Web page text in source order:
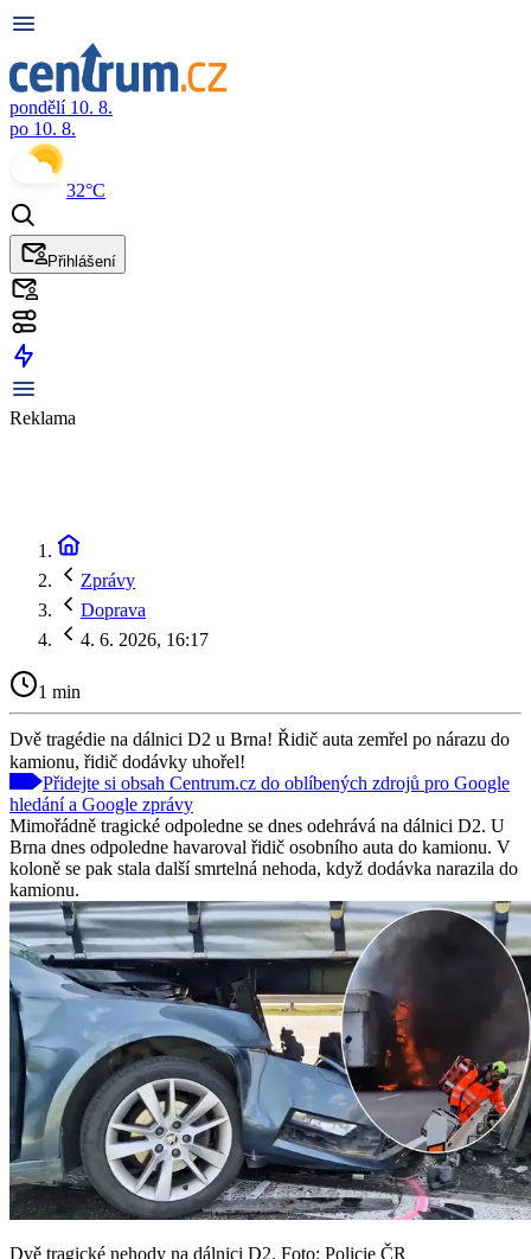
pondělí 10. 8.
po 10. 8.
32°C
Přihlášení
Reklama
Zprávy
Doprava
4. 6. 2026, 16:17
1 min
Dvě tragédie na dálnici D2 u Brna! Řidič auta zemřel po nárazu do
kamionu, řidič dodávky uhořel!
Přidejte si obsah Centrum.cz do oblíbených zdrojů pro Google
hledání a Google zprávy
Mimořádně tragické odpoledne se dnes odehrává na dálnici D2. U
Brna dnes odpoledne havaroval řidič osobního auta do kamionu. V
koloně se pak stala další smrtelná nehoda, když dodávka narazila do
kamionu.
Dvě tragické nehody na dálnici D2. Foto: Policie ČR